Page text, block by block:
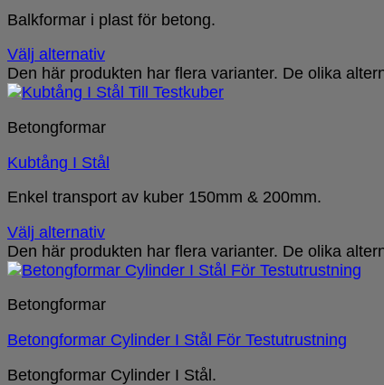
Balkformar i plast för betong.
Välj alternativ
Den här produkten har flera varianter. De olika
Betongformar
Kubtång I Stål
Enkel transport av kuber 150mm & 200mm.
Välj alternativ
Den här produkten har flera varianter. De olika
Betongformar
Betongformar Cylinder I Stål För Testutrustning
Betongformar Cylinder I Stål.